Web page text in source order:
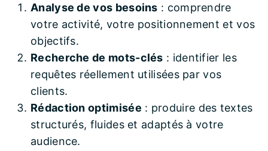
Analyse de vos besoins : comprendre
votre activité, votre positionnement et vos
objectifs.
Recherche de mots-clés : identifier les
requêtes réellement utilisées par vos
clients.
Rédaction optimisée : produire des textes
structurés, fluides et adaptés à votre
audience.